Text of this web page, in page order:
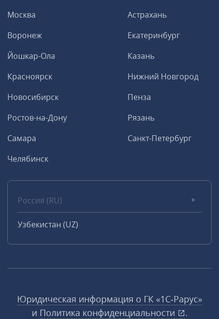
Москва
Астрахань
Воронеж
Екатеринбург
Йошкар-Ола
Казань
Красноярск
Нижний Новгород
Новосибирск
Пенза
Ростов-на-Дону
Рязань
Самара
Санкт-Петербург
Челябинск
Россия (RU)
Узбекистан (UZ)
Юридическая информация о ГК «1С‑Рарус»
и Политика конфиденциальности
.